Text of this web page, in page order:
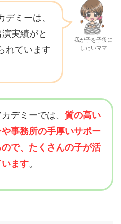
ミーは、
実績がと
れています
我が子を子役に
したいママ
デミーでは、 質の高い
や事務所の手厚いサポー
ので、たくさんの子が活
ます。